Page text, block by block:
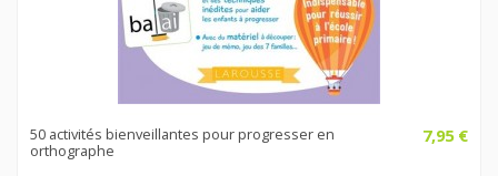
50 activités bienveillantes pour progresser en
orthographe
7,95 €